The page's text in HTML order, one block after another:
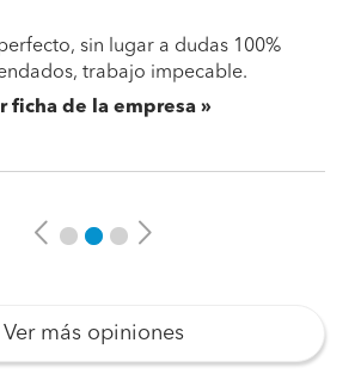
sin lugar a dudas 100%
trabajo impecable.
ficha de la empresa
Previous Next
Ver más opiniones